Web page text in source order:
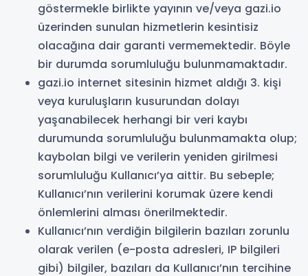
göstermekle birlikte yayının ve/veya gazi.io
üzerinden sunulan hizmetlerin kesintisiz
olacağına dair garanti vermemektedir. Böyle
bir durumda sorumluluğu bulunmamaktadır.
gazi.io internet sitesinin hizmet aldığı 3. kişi
veya kuruluşların kusurundan dolayı
yaşanabilecek herhangi bir veri kaybı
durumunda sorumluluğu bulunmamakta olup;
kaybolan bilgi ve verilerin yeniden girilmesi
sorumluluğu Kullanıcı’ya aittir. Bu sebeple;
Kullanıcı’nın verilerini korumak üzere kendi
önlemlerini alması önerilmektedir.
Kullanıcı’nın verdiğin bilgilerin bazıları zorunlu
olarak verilen (e-posta adresleri, IP bilgileri
gibi) bilgiler, bazıları da Kullanıcı’nın tercihine